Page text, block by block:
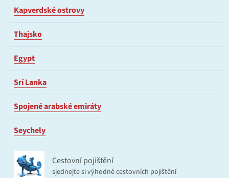
Kapverdské ostrovy
Thajsko
Egypt
Srí Lanka
Spojené arabské emiráty
Seychely
Cestovní pojištění
sjednejte si výhodné cestovních pojištění